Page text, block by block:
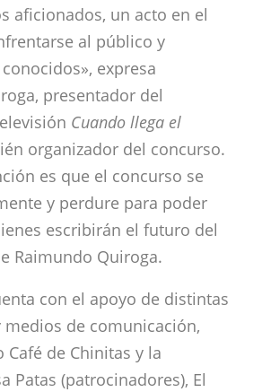
aficionados, un acto en el
al público y
expresa
presentador del
Cuando llega el
organizador del concurso.
es que el concurso se
y perdure para poder
escribirán el futuro del
Raimundo Quiroga.
con el apoyo de distintas
de comunicación,
de Chinitas y la
Patas (patrocinadores), El